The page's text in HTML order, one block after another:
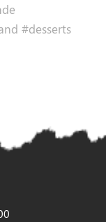
#desserts